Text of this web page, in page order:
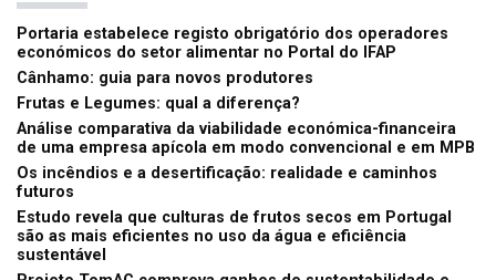
Portaria estabelece registo obrigatório dos operadores
económicos do setor alimentar no Portal do IFAP
Cânhamo: guia para novos produtores
Frutas e Legumes: qual a diferença?
Análise comparativa da viabilidade económica-financeira
de uma empresa apícola em modo convencional e em MPB
Os incêndios e a desertificação: realidade e caminhos
futuros
Estudo revela que culturas de frutos secos em Portugal
são as mais eficientes no uso da água e eficiência
sustentável